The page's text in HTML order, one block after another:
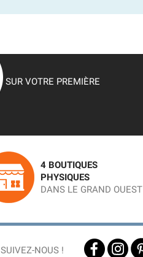
SUR VOTRE PREMIÈRE
4 BOUTIQUES
PHYSIQUES
DANS LE GRAND OUEST
SUIVEZ-NOUS !